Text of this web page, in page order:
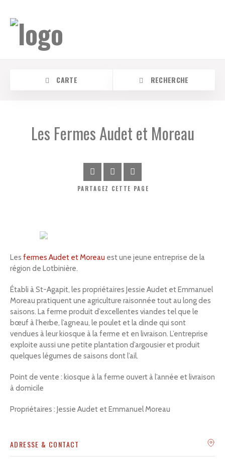
CARTE RECHERCHE
Les Fermes Audet et Moreau
PARTAGEZ CETTE PAGE
Les fermes Audet et Moreau est une jeune entreprise de la
région de Lotbinière.
Établi à St-Agapit, les propriétaires Jessie Audet et Emmanuel
Moreau pratiquent une agriculture raisonnée tout au long des
saisons. La ferme produit d’excellentes viandes tel que le
bœuf à l’herbe, l’agneau, le poulet et la dinde qui sont
vendues à leur kiosque à la ferme et en livraison. L’entreprise
exploite aussi une petite plantation d’argousier et produit
quelques légumes de saisons dont l’ail.
Point de vente : kiosque à la ferme ouvert à l’année et livraison
à domicile
Propriétaires : Jessie Audet et Emmanuel Moreau
ADRESSE & CONTACT